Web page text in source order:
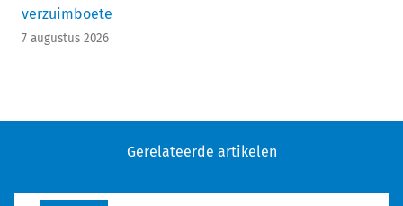
verzuimboete
7 augustus 2026
Gerelateerde artikelen